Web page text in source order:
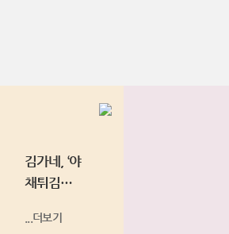
김가네 , ‘야
채튀김우
김밥’ 등 소
...더보기